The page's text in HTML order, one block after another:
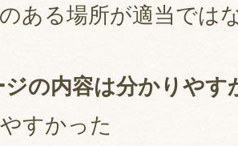
ある場所が適当では
ジの内容は分かりやす
すかった